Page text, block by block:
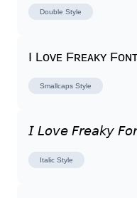
Double Style
I Lᴏᴠᴇ Fʀᴇᴀᴋʏ
Smallcaps Style
𝘐 𝘓𝘰𝘷𝘦 𝘍𝘳𝘦𝘢𝘬𝘺
Italic Style